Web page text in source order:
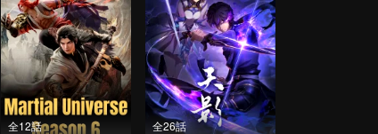
全12話 全26話